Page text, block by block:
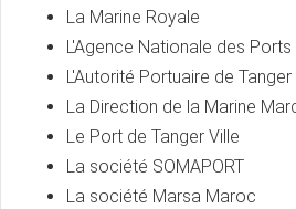
La Marine Royale
L'Agence Nationale des Ports
L'Autorité Portuaire de
La Direction de la Marine
Le Port de Tanger Ville
La société SOMAPORT
La société Marsa Maroc